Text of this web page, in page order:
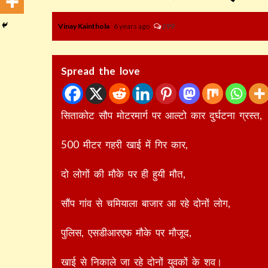
Vinay Kainthola 6 years ago 299
Spread the love
सिताकोट सौप मोटरमार्ग पर आल्टो कार दुर्घटना ग्रस्त,
500 मीटर गहरी खाई में गिर कार,
दो लोगों की मौके पर ही हुयी मौत,
सौंप गांव से चमियाला बाजार आ रहे दोनों लोग,
पुलिस, एसडीआरएफ मौके पर मौजूद,
खाई से निकाले जा रहे दोनों युवकों के शव।